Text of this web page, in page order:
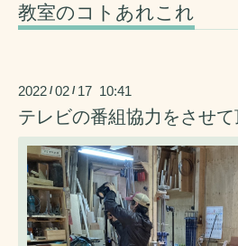
教室のコトあれこれ
2022 /02 / 17 10:41
テレビの番組協力をさせて